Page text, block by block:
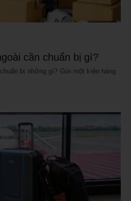
cần chuẩn bị gì?
bị những gì? Gửi một kiện hàng